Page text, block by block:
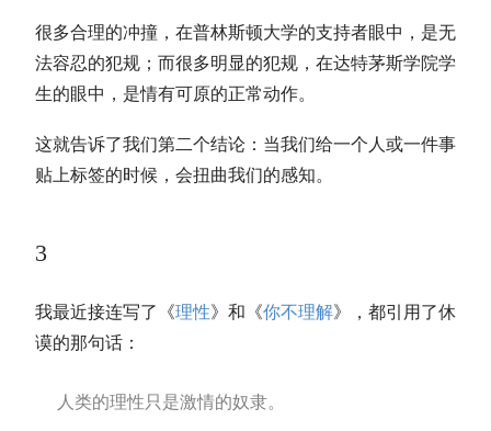
很多合理的冲撞，在普林斯顿大学的支持者眼中，是无
法容忍的犯规；而很多明显的犯规，在达特茅斯学院学
生的眼中，是情有可原的正常动作。
这就告诉了我们第二个结论：当我们给一个人或一件事
贴上标签的时候，会扭曲我们的感知。
3
我最近接连写了《理性》和《你不理解》，都引用了休
谟的那句话：
人类的理性只是激情的奴隶。